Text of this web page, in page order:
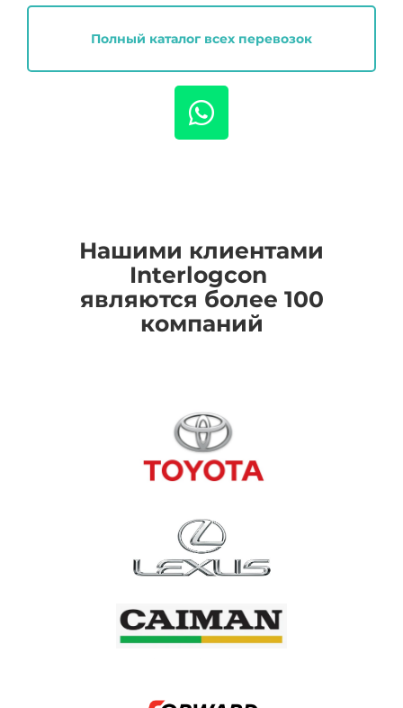
Полный каталог всех перевозок
Нашими клиентами
Interlogcon
являются более 100
компаний